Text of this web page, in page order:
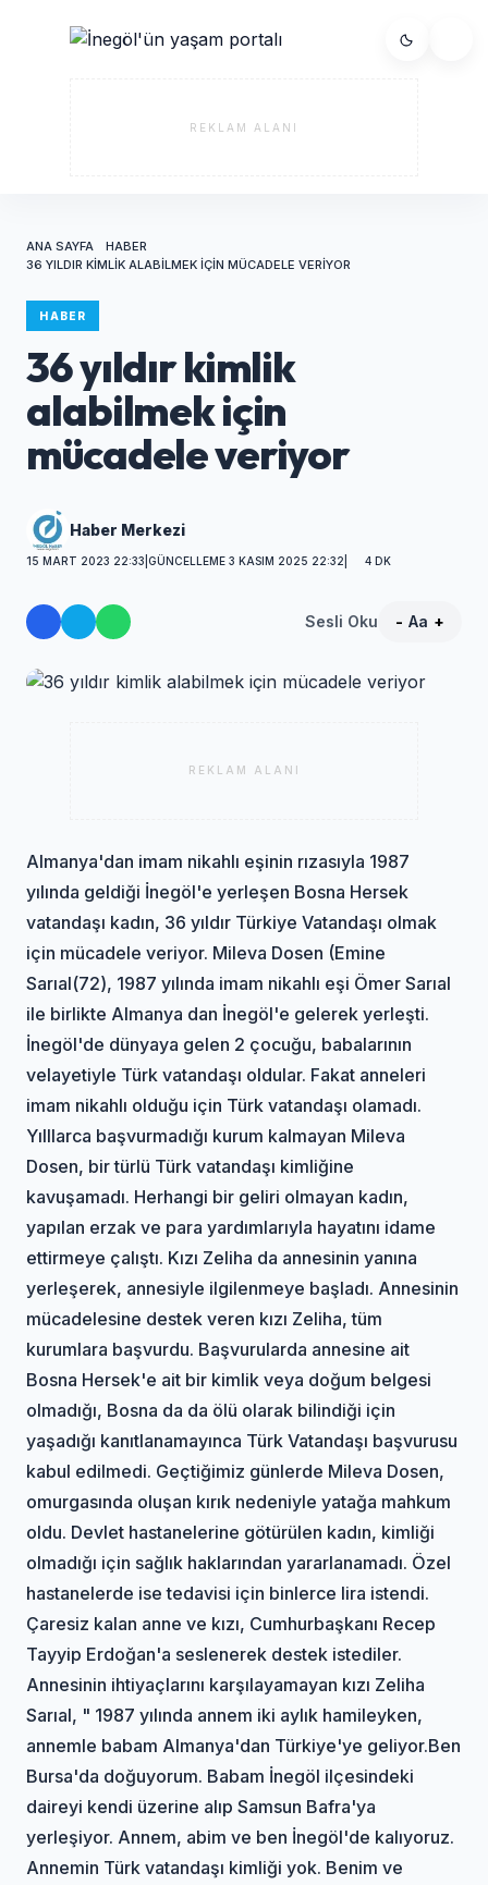
REKLAM ALANI
ANA SAYFA
HABER
36 YILDIR KIMLIK ALABILMEK IÇIN MÜCADELE VERIYOR
HABER
36 yıldır kimlik
alabilmek için
mücadele veriyor
Haber Merkezi
15 MART 2023 22:33 GÜNCELLEME 3 KASIM 2025 22:32 4 DK
Sesli Oku - Aa +
REKLAM ALANI
Almanya'dan imam nikahlı eşinin rızasıyla 1987
yılında geldiği İnegöl'e yerleşen Bosna Hersek
vatandaşı kadın, 36 yıldır Türkiye Vatandaşı olmak
için mücadele veriyor. Mileva Dosen (Emine
Sarıal(72), 1987 yılında imam nikahlı eşi Ömer Sarıal
ile birlikte Almanya dan İnegöl'e gelerek yerleşti.
İnegöl'de dünyaya gelen 2 çocuğu, babalarının
velayetiyle Türk vatandaşı oldular. Fakat anneleri
imam nikahlı olduğu için Türk vatandaşı olamadı.
Yılllarca başvurmadığı kurum kalmayan Mileva
Dosen, bir türlü Türk vatandaşı kimliğine
kavuşamadı. Herhangi bir geliri olmayan kadın,
yapılan erzak ve para yardımlarıyla hayatını idame
ettirmeye çalıştı. Kızı Zeliha da annesinin yanına
yerleşerek, annesiyle ilgilenmeye başladı. Annesinin
mücadelesine destek veren kızı Zeliha, tüm
kurumlara başvurdu. Başvurularda annesine ait
Bosna Hersek'e ait bir kimlik veya doğum belgesi
olmadığı, Bosna da da ölü olarak bilindiği için
yaşadığı kanıtlanamayınca Türk Vatandaşı başvurusu
kabul edilmedi. Geçtiğimiz günlerde Mileva Dosen,
omurgasında oluşan kırık nedeniyle yatağa mahkum
oldu. Devlet hastanelerine götürülen kadın, kimliği
olmadığı için sağlık haklarından yararlanamadı. Özel
hastanelerde ise tedavisi için binlerce lira istendi.
Çaresiz kalan anne ve kızı, Cumhurbaşkanı Recep
Tayyip Erdoğan'a seslenerek destek istediler.
Annesinin ihtiyaçlarını karşılayamayan kızı Zeliha
Sarıal, " 1987 yılında annem iki aylık hamileyken,
annemle babam Almanya'dan Türkiye'ye geliyor.Ben
Bursa'da doğuyorum. Babam İnegöl ilçesindeki
daireyi kendi üzerine alıp Samsun Bafra'ya
yerleşiyor. Annem, abim ve ben İnegöl'de kalıyoruz.
Annemin Türk vatandaşı kimliği yok. Benim ve